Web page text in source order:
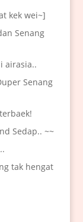
kek wei~]
Senang
airasia..
Senang
Sedap.. ~~
tak hengat